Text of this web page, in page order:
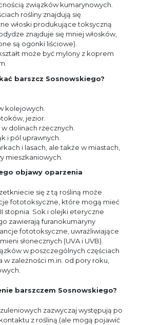
związków kumarynowych.
rośliny znajdują się
włoski produkujące toksyczną
znajduje się mniej włosków,
są ogonki liściowe).
może być mylony z koprem
barszcz Sosnowskiego?
kolejowych.
jezior.
dolinach rzecznych.
i pól uprawnych.
i lasach, ale także w miastach,
mieszkaniowych.
objawy oparzenia
się z tą rośliną może
fototoksyczne, które mogą mieć
stopnia. Sok i olejki eteryczne
zawierają furanokumaryny
fototoksyczne, uwrażliwiające
słonecznych (UVA i UVB).
w poszczególnych częściach
w zależności m.in. od pory roku,
barszczem Sosnowskiego?
zazwyczaj występują po
z rośliną (ale mogą pojawić